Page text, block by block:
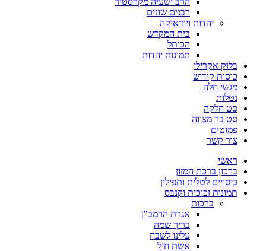
רבנים שונים
יהדות ויודאיקה
בית המקדש
הכותל
תמונות יהדות
בלוק אקרילי
כוסות קידוש
מגשי חלה
נטלות
סט חלקה
סט בר מצווה
פמוטים
צור קשר
ראשי
ברכון ברכת המזון
כיסויים לטלית ותפילין
תמונות זכוכית וקנבס
ברכות
אגרת הרמב"ן
בריך שמה
עלינו לשבח
אשת חיל